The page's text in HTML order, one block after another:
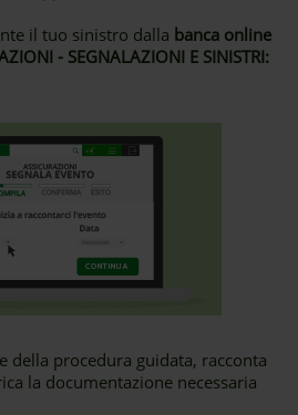
il tuo sinistro dalla banca online
- SEGNALAZIONI E SINISTRI:
della procedura guidata, racconta
la documentazione necessaria